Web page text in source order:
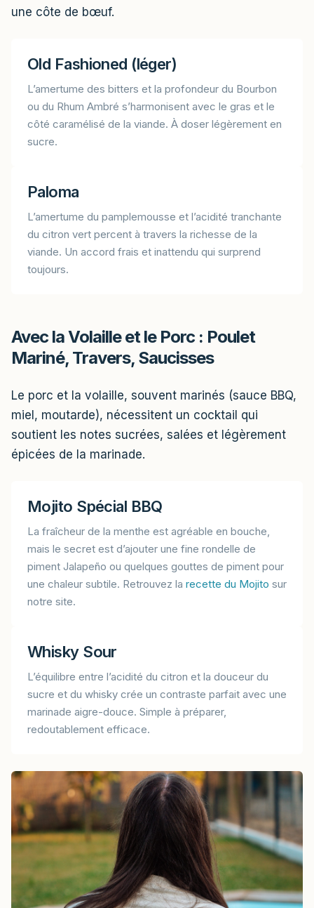
une côte de bœuf.
Old Fashioned (léger)
L’amertume des bitters et la profondeur du Bourbon
ou du Rhum Ambré s’harmonisent avec le gras et le
côté caramélisé de la viande. À doser légèrement en
sucre.
Paloma
L’amertume du pamplemousse et l’acidité tranchante
du citron vert percent à travers la richesse de la
viande. Un accord frais et inattendu qui surprend
toujours.
Avec la Volaille et le Porc : Poulet
Mariné, Travers, Saucisses
Le porc et la volaille, souvent marinés (sauce BBQ,
miel, moutarde), nécessitent un cocktail qui
soutient les notes sucrées, salées et légèrement
épicées de la marinade.
Mojito Spécial BBQ
La fraîcheur de la menthe est agréable en bouche,
mais le secret est d’ajouter une fine rondelle de
piment Jalapeño ou quelques gouttes de piment pour
une chaleur subtile. Retrouvez la recette du Mojito sur
notre site.
Whisky Sour
L’équilibre entre l’acidité du citron et la douceur du
sucre et du whisky crée un contraste parfait avec une
marinade aigre-douce. Simple à préparer,
redoutablement efficace.